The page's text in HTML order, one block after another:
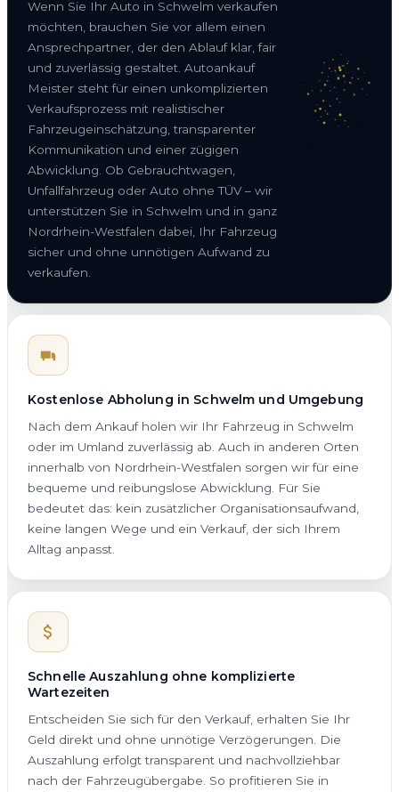
Wenn Sie Ihr Auto in Schwelm verkaufen
möchten, brauchen Sie vor allem einen
Ansprechpartner, der den Ablauf klar, fair
und zuverlässig gestaltet. Autoankauf
Meister steht für einen unkomplizierten
Verkaufsprozess mit realistischer
Fahrzeugeinschätzung, transparenter
Kommunikation und einer zügigen
Abwicklung. Ob Gebrauchtwagen,
Unfallfahrzeug oder Auto ohne TÜV – wir
unterstützen Sie in Schwelm und in ganz
Nordrhein-Westfalen dabei, Ihr Fahrzeug
sicher und ohne unnötigen Aufwand zu
verkaufen.
Kostenlose Abholung in Schwelm und Umgebung
Nach dem Ankauf holen wir Ihr Fahrzeug in Schwelm
oder im Umland zuverlässig ab. Auch in anderen Orten
innerhalb von Nordrhein-Westfalen sorgen wir für eine
bequeme und reibungslose Abwicklung. Für Sie
bedeutet das: kein zusätzlicher Organisationsaufwand,
keine langen Wege und ein Verkauf, der sich Ihrem
Alltag anpasst.
Schnelle Auszahlung ohne komplizierte
Wartezeiten
Entscheiden Sie sich für den Verkauf, erhalten Sie Ihr
Geld direkt und ohne unnötige Verzögerungen. Die
Auszahlung erfolgt transparent und nachvollziehbar
nach der Fahrzeugübergabe. So profitieren Sie in